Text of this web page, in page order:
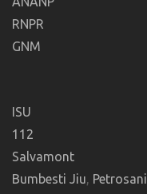
RNPR
GNM
ISU
112
Salvamont
Bumbesti Jiu, Petrosani